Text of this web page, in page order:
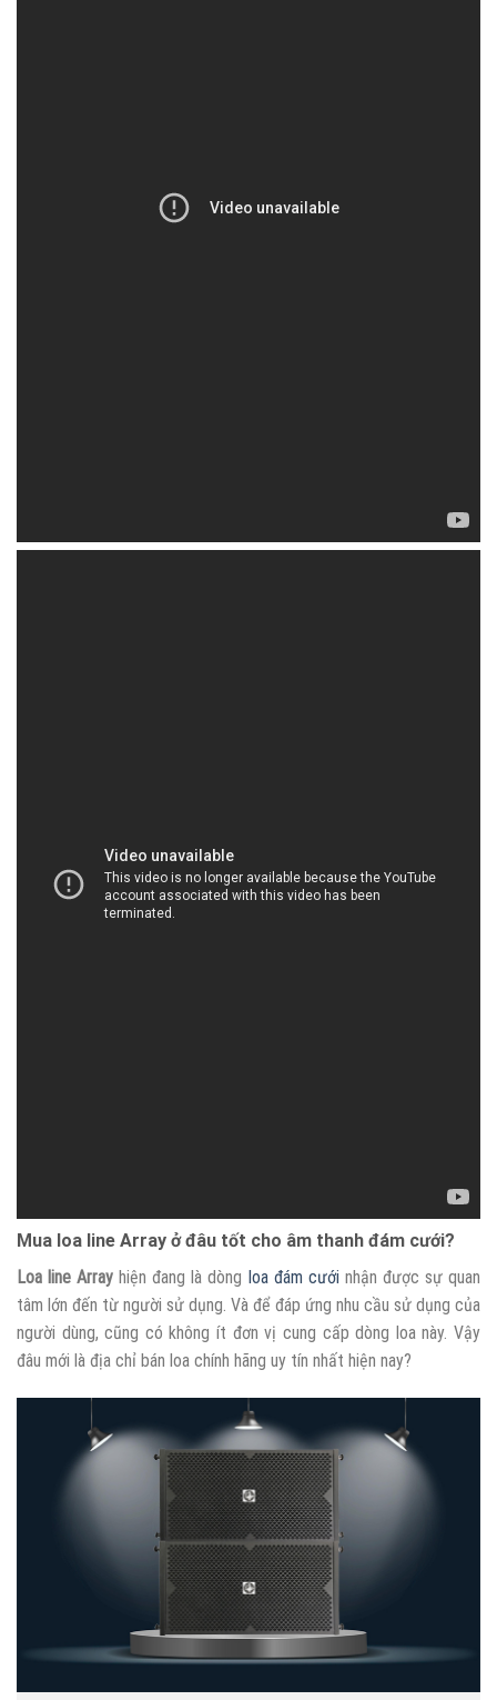
Mua loa line Array ở đâu tốt cho âm thanh đám cưới?
Loa line Array hiện đang là dòng loa đám cưới nhận được sự quan
tâm lớn đến từ người sử dụng. Và để đáp ứng nhu cầu sử dụng của
người dùng, cũng có không ít đơn vị cung cấp dòng loa này. Vậy
đâu mới là địa chỉ bán loa chính hãng uy tín nhất hiện nay?